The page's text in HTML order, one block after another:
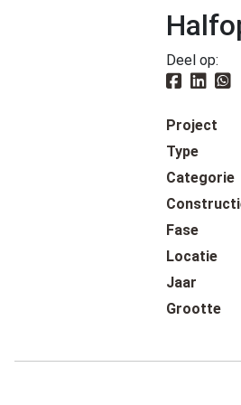
Deel op:
Project
Type
Categorie
Fase
Locatie
Jaar
Grootte